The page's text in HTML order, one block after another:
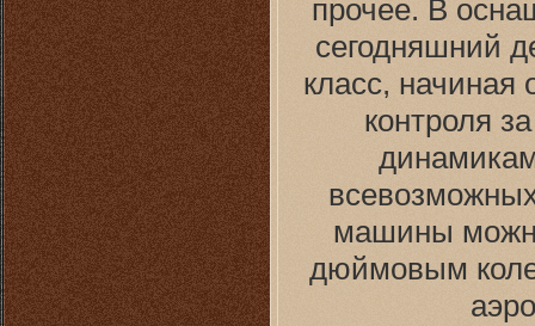
прочее. В
сегодняшний
класс, начиная
контроля
машины
дюймовым